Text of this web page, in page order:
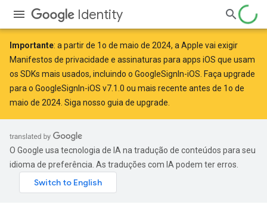
Identity
Importante: a partir de 1o de maio de 2024, a Apple vai exigir
Manifestos de privacidade e assinaturas para apps iOS que usam
os SDKs mais usados, incluindo o GoogleSignIn-iOS. Faça upgrade
para o GoogleSignIn-iOS v7.1.0 ou mais recente antes de 1o de
maio de 2024. Siga nosso guia de upgrade
O Google usa tecnologia de IA na tradução de conteúdos para seu
idioma de preferência. As traduções com IA podem ter erros.